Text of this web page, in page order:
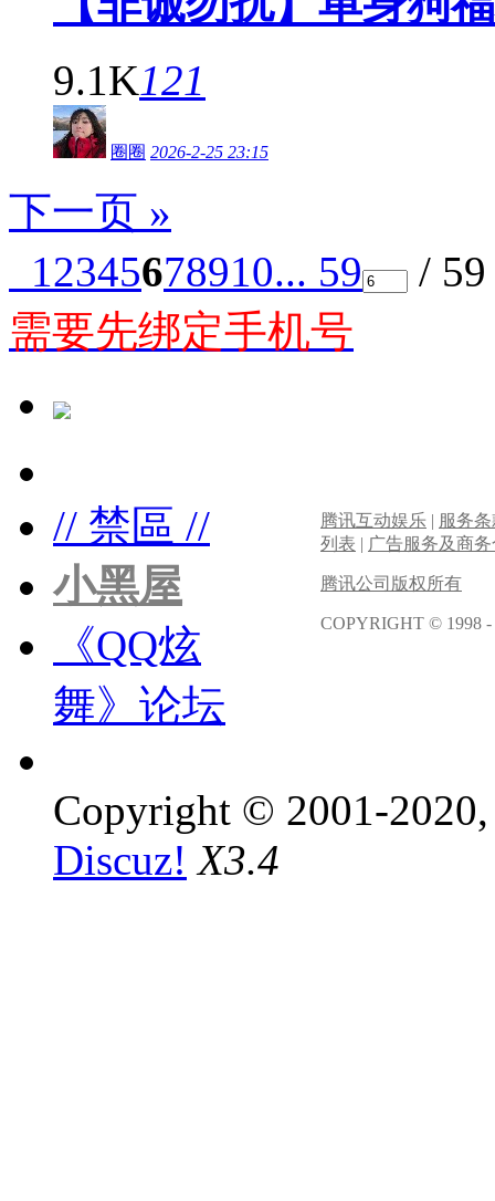
9.1K121
圈圈 2026-2-25 23:15
下一页 »
12345678910... 59
/
需要先绑定手机号
腾讯互动娱乐 | 服务
列表 | 广告服务及商
腾讯公司版权所有
COPYRIGHT © 1998
// 禁區 //
小黑屋
《QQ炫
舞》论坛
Copyright © 2001-2020,
Discuz! X3.4